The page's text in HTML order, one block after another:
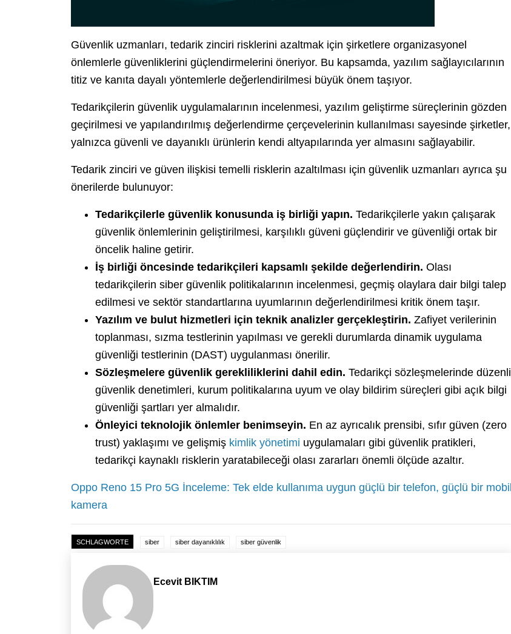
Güvenlik uzmanları, tedarik zinciri risklerini azaltmak için şirketlere organizasyonel
önlemlerle güvenliklerini güçlendirmelerini öneriyor. Bu kapsamda, yazılım sağlayıcılarının
titiz ve kanıta dayalı yöntemlerle değerlendirilmesi büyük önem taşıyor.
Tedarikçilerin güvenlik uygulamalarının incelenmesi, yazılım geliştirme süreçlerinin gözden
geçirilmesi ve yapılandırılmış değerlendirme çerçevelerinin kullanılması sayesinde şirketler,
yalnızca güvenli ve dayanıklı ürünlerin kendi altyapılarında yer almasını sağlayabilir.
Tedarik zinciri ve güven ilişkisi temelli risklerin azaltılması için güvenlik uzmanları ayrıca şu
önerilerde bulunuyor:
Tedarikçilerle güvenlik konusunda iş birliği yapın. Tedarikçilerle yakın çalışarak
güvenlik önlemlerinin geliştirilmesi, karşılıklı güveni güçlendirir ve güvenliği ortak bir
öncelik haline getirir.
İş birliği öncesinde tedarikçileri kapsamlı şekilde değerlendirin. Olası
tedarikçilerin siber güvenlik politikalarının incelenmesi, geçmiş olaylara dair bilgi talep
edilmesi ve sektör standartlarına uyumlarının değerlendirilmesi kritik önem taşır.
Yazılım ve bulut hizmetleri için teknik analizler gerçekleştirin. Zafiyet verilerinin
toplanması, sızma testlerinin yapılması ve gerekli durumlarda dinamik uygulama
güvenliği testlerinin (DAST) uygulanması önerilir.
Sözleşmelere güvenlik gerekliliklerini dahil edin. Tedarikçi sözleşmelerinde düzenli
güvenlik denetimleri, kurum politikalarına uyum ve olay bildirim süreçleri gibi açık bilgi
güvenliği şartları yer almalıdır.
Önleyici teknolojik önlemler benimseyin. En az ayrıcalık prensibi, sıfır güven (zero
trust) yaklaşımı ve gelişmiş kimlik yönetimi uygulamaları gibi güvenlik pratikleri,
tedarikçi kaynaklı risklerin yaratabileceği olası zararları önemli ölçüde azaltır.
Oppo Reno 15 Pro 5G İnceleme: Tek elde kullanıma uygun güçlü bir telefon, güçlü bir mobil
kamera
SCHLAGWORTE siber siber dayanıklılık siber güvenlik
Ecevit BIKTIM